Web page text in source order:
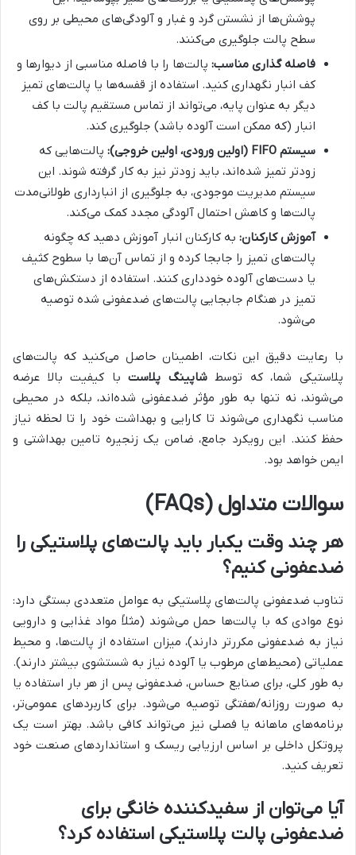
پوشش‌ها از نشستن گرد و غبار و آلودگی‌های محیطی بر روی
سطح پالت جلوگیری می‌کنند.
فاصله گذاری مناسب: پالت‌ها را با فاصله مناسبی از دیوارها و
کف انبار نگهداری کنید. استفاده از قفسه‌ها یا پالت‌های تمیز
دیگر به عنوان پایه، می‌تواند از تماس مستقیم پالت با کف
انبار (که ممکن است آلوده باشد) جلوگیری کند.
سیستم FIFO (اولین ورودی، اولین خروجی):
پالت‌هایی که
زودتر تمیز شده‌اند، باید زودتر نیز به کار گرفته شوند. این
سیستم مدیریت موجودی، به جلوگیری از انبارداری طولانی‌مدت
پالت‌ها و کاهش احتمال آلودگی مجدد کمک می‌کند.
آموزش کارکنان: به کارکنان انبار آموزش دهید که چگونه
پالت‌های تمیز را جابجا کرده و از تماس آن‌ها با سطوح کثیف
یا دست‌های آلوده خودداری کنند. استفاده از دستکش‌های
تمیز در هنگام جابجایی پالت‌های ضدعفونی شده توصیه
می‌شود.
با رعایت دقیق این نکات، اطمینان حاصل می‌کنید که پالت‌های
پلاستیکی شما، که توسطشاپینگ پلاستبا کیفیت بالا عرضه
می‌شوند، نه تنها به طور مؤثر ضدعفونی شده‌اند، بلکه در محیطی
مناسب نگهداری می‌شوند تا کارایی و بهداشت خود را تا لحظه نیاز
حفظ کنند. این رویکرد جامع، ضامن یک زنجیره تامین بهداشتی و
ایمن خواهد بود.
سوالات متداول (FAQs)
هر چند وقت یکبار باید پالت‌های پلاستیکی را
ضدعفونی کنیم؟
تناوب ضدعفونی پالت‌های پلاستیکی به عوامل متعددی بستگی دارد:
نوع موادی که با پالت‌ها حمل می‌شوند (مثلاً مواد غذایی و دارویی
نیاز به ضدعفونی مکررتر دارند)، میزان استفاده از پالت‌ها، و محیط
عملیاتی (محیط‌های مرطوب یا آلوده نیاز به شستشوی بیشتر دارند).
به طور کلی، برای صنایع حساس، ضدعفونی پس از هر بار استفاده یا
به صورت روزانه/هفتگی توصیه می‌شود. برای کاربردهای عمومی‌تر،
برنامه‌های ماهانه یا فصلی نیز می‌تواند کافی باشد. بهتر است یک
پروتکل داخلی بر اساس ارزیابی ریسک و استانداردهای صنعت خود
تعریف کنید.
آیا می‌توان از سفیدکننده خانگی برای
ضدعفونی پالت پلاستیکی استفاده کرد؟